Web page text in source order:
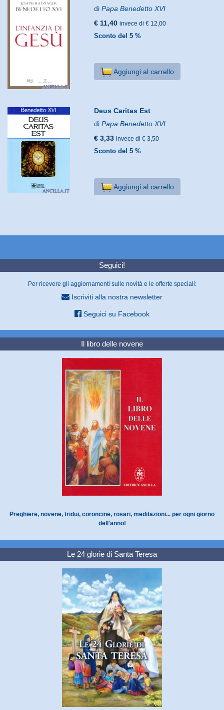
diPapa Benedetto XVI
€ 11,40 invece di € 12,00
Sconto del 5 %
Aggiungi al carrello
Deus Caritas Est
diPapa Benedetto XVI
€ 3,33 invece di € 3,50
Sconto del 5 %
Aggiungi al carrello
Seguici!
Per ricevere gli aggiornamenti sulle novità e le offerte speciali:
Iscriviti alla nostra newsletter
Seguici su Facebook
Il libro delle novene
Preghiere, novene, tridui, coroncine, rosari, meditazioni... per ogni giorno
dell'anno!
Le 24 glorie di Santa Teresa